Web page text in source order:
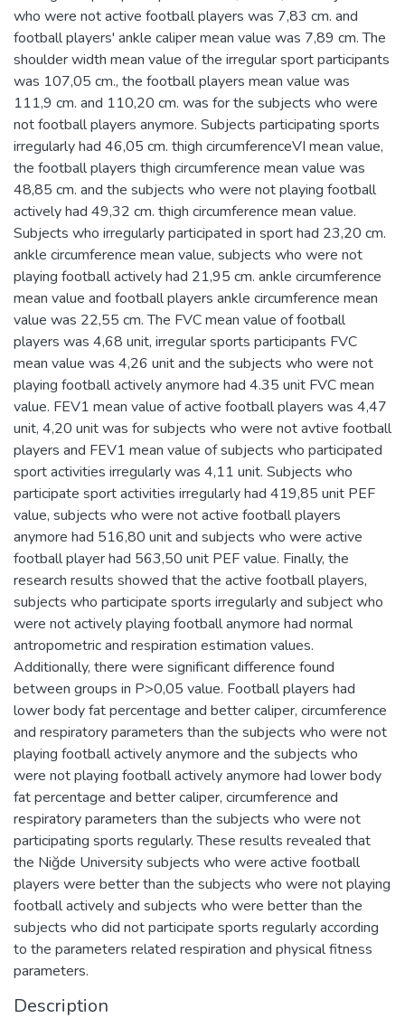
who were not active football players was 7,83 cm. and
football players' ankle caliper mean value was 7,89 cm. The
shoulder width mean value of the irregular sport participants
was 107,05 cm., the football players mean value was
111,9 cm. and 110,20 cm. was for the subjects who were
not football players anymore. Subjects participating sports
irregularly had 46,05 cm. thigh circumferenceVI mean value,
the football players thigh circumference mean value was
48,85 cm. and the subjects who were not playing football
actively had 49,32 cm. thigh circumference mean value.
Subjects who irregularly participated in sport had 23,20 cm.
ankle circumference mean value, subjects who were not
playing football actively had 21,95 cm. ankle circumference
mean value and football players ankle circumference mean
value was 22,55 cm. The FVC mean value of football
players was 4,68 unit, irregular sports participants FVC
mean value was 4,26 unit and the subjects who were not
playing football actively anymore had 4.35 unit FVC mean
value. FEV1 mean value of active football players was 4,47
unit, 4,20 unit was for subjects who were not avtive football
players and FEV1 mean value of subjects who participated
sport activities irregularly was 4,11 unit. Subjects who
participate sport activities irregularly had 419,85 unit PEF
value, subjects who were not active football players
anymore had 516,80 unit and subjects who were active
football player had 563,50 unit PEF value. Finally, the
research results showed that the active football players,
subjects who participate sports irregularly and subject who
were not actively playing football anymore had normal
antropometric and respiration estimation values.
Additionally, there were significant difference found
between groups in P>0,05 value. Football players had
lower body fat percentage and better caliper, circumference
and respiratory parameters than the subjects who were not
playing football actively anymore and the subjects who
were not playing football actively anymore had lower body
fat percentage and better caliper, circumference and
respiratory parameters than the subjects who were not
participating sports regularly. These results revealed that
the Niğde University subjects who were active football
players were better than the subjects who were not playing
football actively and subjects who were better than the
subjects who did not participate sports regularly according
to the parameters related respiration and physical fitness
parameters.
Description